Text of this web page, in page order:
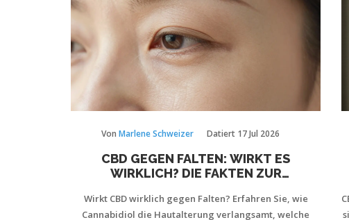
Von Marlene Schweizer Datiert 17 Jul 2026
CBD GEGEN FALTEN: WIRKT ES
WIRKLICH? DIE FAKTEN ZUR
Wirkt CBD wirklich gegen Falten? Erfahren Sie, wie
Cannabidiol die Hautalterung verlangsamt, welche